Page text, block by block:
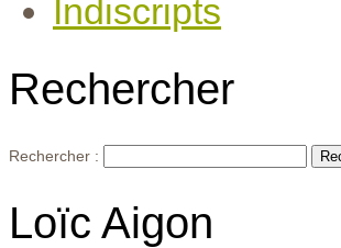
Indiscripts
Rechercher
Rechercher :
Loïc Aigon